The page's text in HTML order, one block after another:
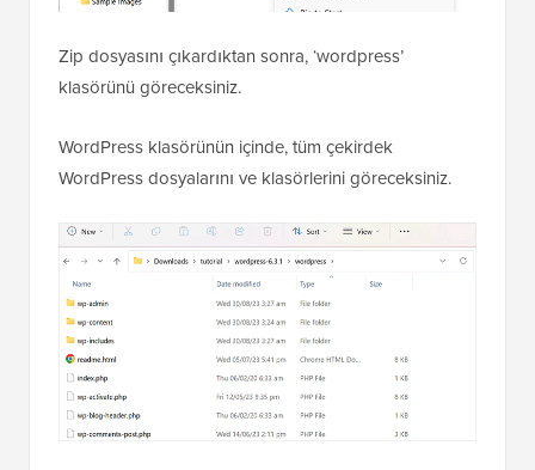
Zip dosyasını çıkardıktan sonra, ‘wordpress’
klasörünü göreceksiniz.
WordPress klasörünün içinde, tüm çekirdek
WordPress dosyalarını ve klasörlerini göreceksiniz.